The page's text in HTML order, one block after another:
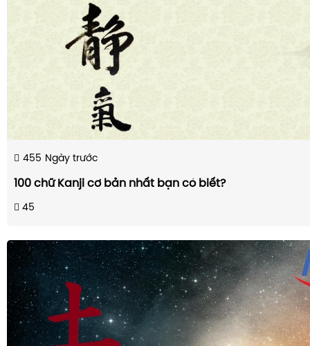
455 Ngày trước
100 chữ Kanji cơ bản nhất bạn có biết?
45